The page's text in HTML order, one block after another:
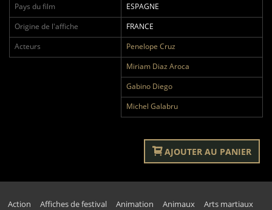
Pays du film
ESPAGNE
Origine de l'affiche
FRANCE
Acteurs
Penelope Cruz
Miriam Diaz Aroca
Gabino Diego
Michel Galabru
AJOUTER AU PANIER
Action Affiches de festival Animation Animaux
Arts martiaux